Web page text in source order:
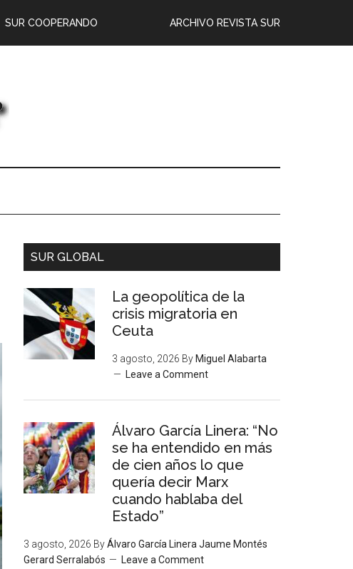
ARCHIVO REVISTA SUR
SUR COOPERANDO
SUR GLOBAL
La geopolítica de la
crisis migratoria en
Ceuta
3 agosto, 2026 By Miguel Alabarta
Leave a Comment
Álvaro García Linera: “No
se ha entendido en más
de cien años lo que
quería decir Marx
cuando hablaba del
Estado”
3 agosto, 2026 ByÁlvaro García Linera Jaume Montés
Gerard Serralabós
Leave a Comment